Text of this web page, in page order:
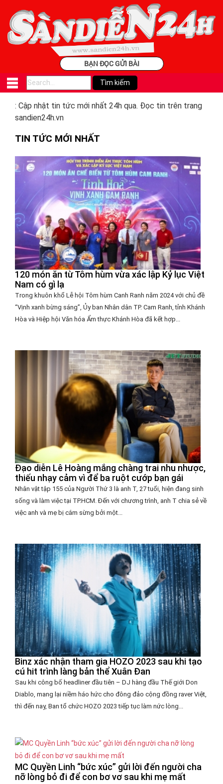
BẠN ĐỌC GỬI BÀI
: Cập nhật tin tức mới nhất 24h qua. Đọc tin trên trang
sandien24h.vn
TIN TỨC MỚI NHẤT
120 món ăn từ Tôm hùm vừa xác lập Kỷ lục Việt
Nam có gì lạ
Trong khuôn khổ Lễ hội Tôm hùm Canh Ranh năm 2024 với chủ đề
“Vịnh xanh bừng sáng”, Ủy ban Nhân dân TP. Cam Ranh, tỉnh Khánh
Hòa và Hiệp hội Văn hóa Ẩm thực Khánh Hòa đã kết hợp...
Đạo diễn Lê Hoàng mắng chàng trai nhu nhược,
thiếu nhạy cảm vì để ba ruột cướp bạn gái
Nhân vật tập 155 của Người Thứ 3 là anh T, 27 tuổi, hiện đang sinh
sống và làm việc tại TP.HCM. Đến với chương trình, anh T chia sẻ về
việc anh và mẹ bị cắm sừng bởi một...
Binz xác nhận tham gia HOZO 2023 sau khi tạo
cú hit trình làng bản thể Xuân Đan
Sau khi công bố headliner đầu tiên – DJ hàng đầu Thế giới Don
Diablo, mang lại niềm háo hức cho đông đảo cộng đồng raver Việt,
thì đến nay, Ban tổ chức HOZO 2023 tiếp tục làm nức lòng...
MC Quyền Linh “bức xúc” gửi lời đến người cha
nỡ lòng bỏ đi để con bơ vơ sau khi mẹ mất